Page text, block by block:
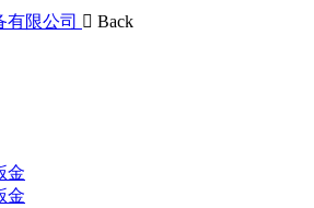
Back
金
金